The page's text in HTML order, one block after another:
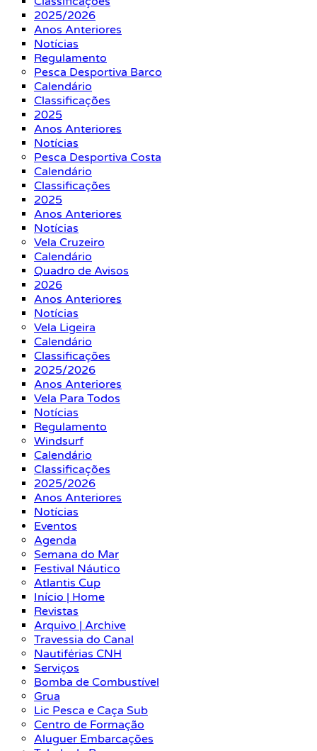
2025/2026
Anos Anteriores
Notícias
Regulamento
Pesca Desportiva Barco
Calendário
Classificações
2025
Anos Anteriores
Notícias
Pesca Desportiva Costa
Calendário
Classificações
2025
Anos Anteriores
Notícias
Vela Cruzeiro
Calendário
Quadro de Avisos
2026
Anos Anteriores
Notícias
Vela Ligeira
Calendário
Classificações
2025/2026
Anos Anteriores
Vela Para Todos
Notícias
Regulamento
Windsurf
Calendário
Classificações
2025/2026
Anos Anteriores
Notícias
Eventos
Agenda
Semana do Mar
Festival Náutico
Atlantis Cup
Início | Home
Revistas
Arquivo | Archive
Travessia do Canal
Nautiférias CNH
Serviços
Bomba de Combustível
Grua
Lic Pesca e Caça Sub
Centro de Formação
Aluguer Embarcações